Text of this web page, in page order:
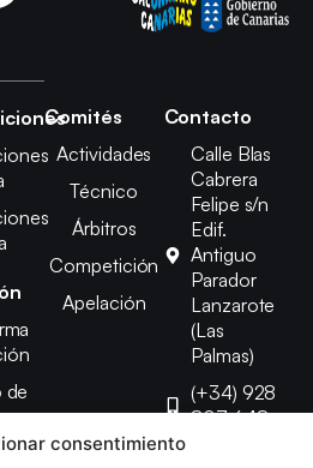
consentimiento
de
Comités
Actividades
Técnico
Árbitros
Competición
Apelación
Contacto
Calle Blas
Cabrera
Felipe s/n
Edif.
Antiguo
Parador
Lanzarote
(Las
Palmas)
(+34) 928
807 648